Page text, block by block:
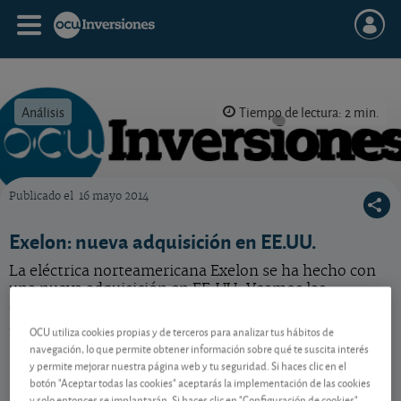
Análisis Tiempo de lectura: 2 min.
Publicado el 16 mayo 2014
Exelon: nueva adquisición en EE.UU.
La eléctrica norteamericana Exelon se ha hecho con
una nueva adquisición en EE.UU. Veamos las
respecto.
Contenido reservado a SOCIOS
OCU utiliza cookies propias y de terceros para analizar tus hábitos de
navegación, lo que permite obtener información sobre qué te suscita interés
y permite mejorar nuestra página web y tu seguridad. Si haces clic en el
botón "Aceptar todas las cookies" aceptarás la implementación de las cookies